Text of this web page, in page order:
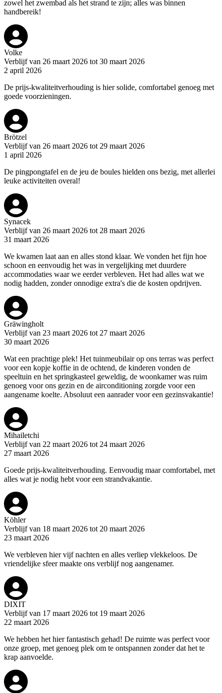
zowel het zwembad als het strand te zijn; alles was binnen
handbereik!
Volke
Verblijf van 26 maart 2026 tot 30 maart 2026
2 april 2026
De prijs-kwaliteitverhouding is hier solide, comfortabel genoeg met
goede voorzieningen.
Brötzel
Verblijf van 26 maart 2026 tot 29 maart 2026
1 april 2026
De pingpongtafel en de jeu de boules hielden ons bezig, met allerlei
leuke activiteiten overal!
Synacek
Verblijf van 26 maart 2026 tot 28 maart 2026
31 maart 2026
We kwamen laat aan en alles stond klaar. We vonden het fijn hoe
schoon en eenvoudig het was in vergelijking met duurdere
accommodaties waar we eerder verbleven. Het had alles wat we
nodig hadden, zonder onnodige extra's die de kosten opdrijven.
Gräwingholt
Verblijf van 23 maart 2026 tot 27 maart 2026
30 maart 2026
Wat een prachtige plek! Het tuinmeubilair op ons terras was perfect
voor een kopje koffie in de ochtend, de kinderen vonden de
speeltuin en het springkasteel geweldig, de woonkamer was ruim
genoeg voor ons gezin en de airconditioning zorgde voor een
aangename koelte. Absoluut een aanrader voor een gezinsvakantie!
Mihailetchi
Verblijf van 22 maart 2026 tot 24 maart 2026
27 maart 2026
Goede prijs-kwaliteitverhouding. Eenvoudig maar comfortabel, met
alles wat je nodig hebt voor een strandvakantie.
Köhler
Verblijf van 18 maart 2026 tot 20 maart 2026
23 maart 2026
We verbleven hier vijf nachten en alles verliep vlekkeloos. De
vriendelijke sfeer maakte ons verblijf nog aangenamer.
DIXIT
Verblijf van 17 maart 2026 tot 19 maart 2026
22 maart 2026
We hebben het hier fantastisch gehad! De ruimte was perfect voor
onze groep, met genoeg plek om te ontspannen zonder dat het te
krap aanvoelde.